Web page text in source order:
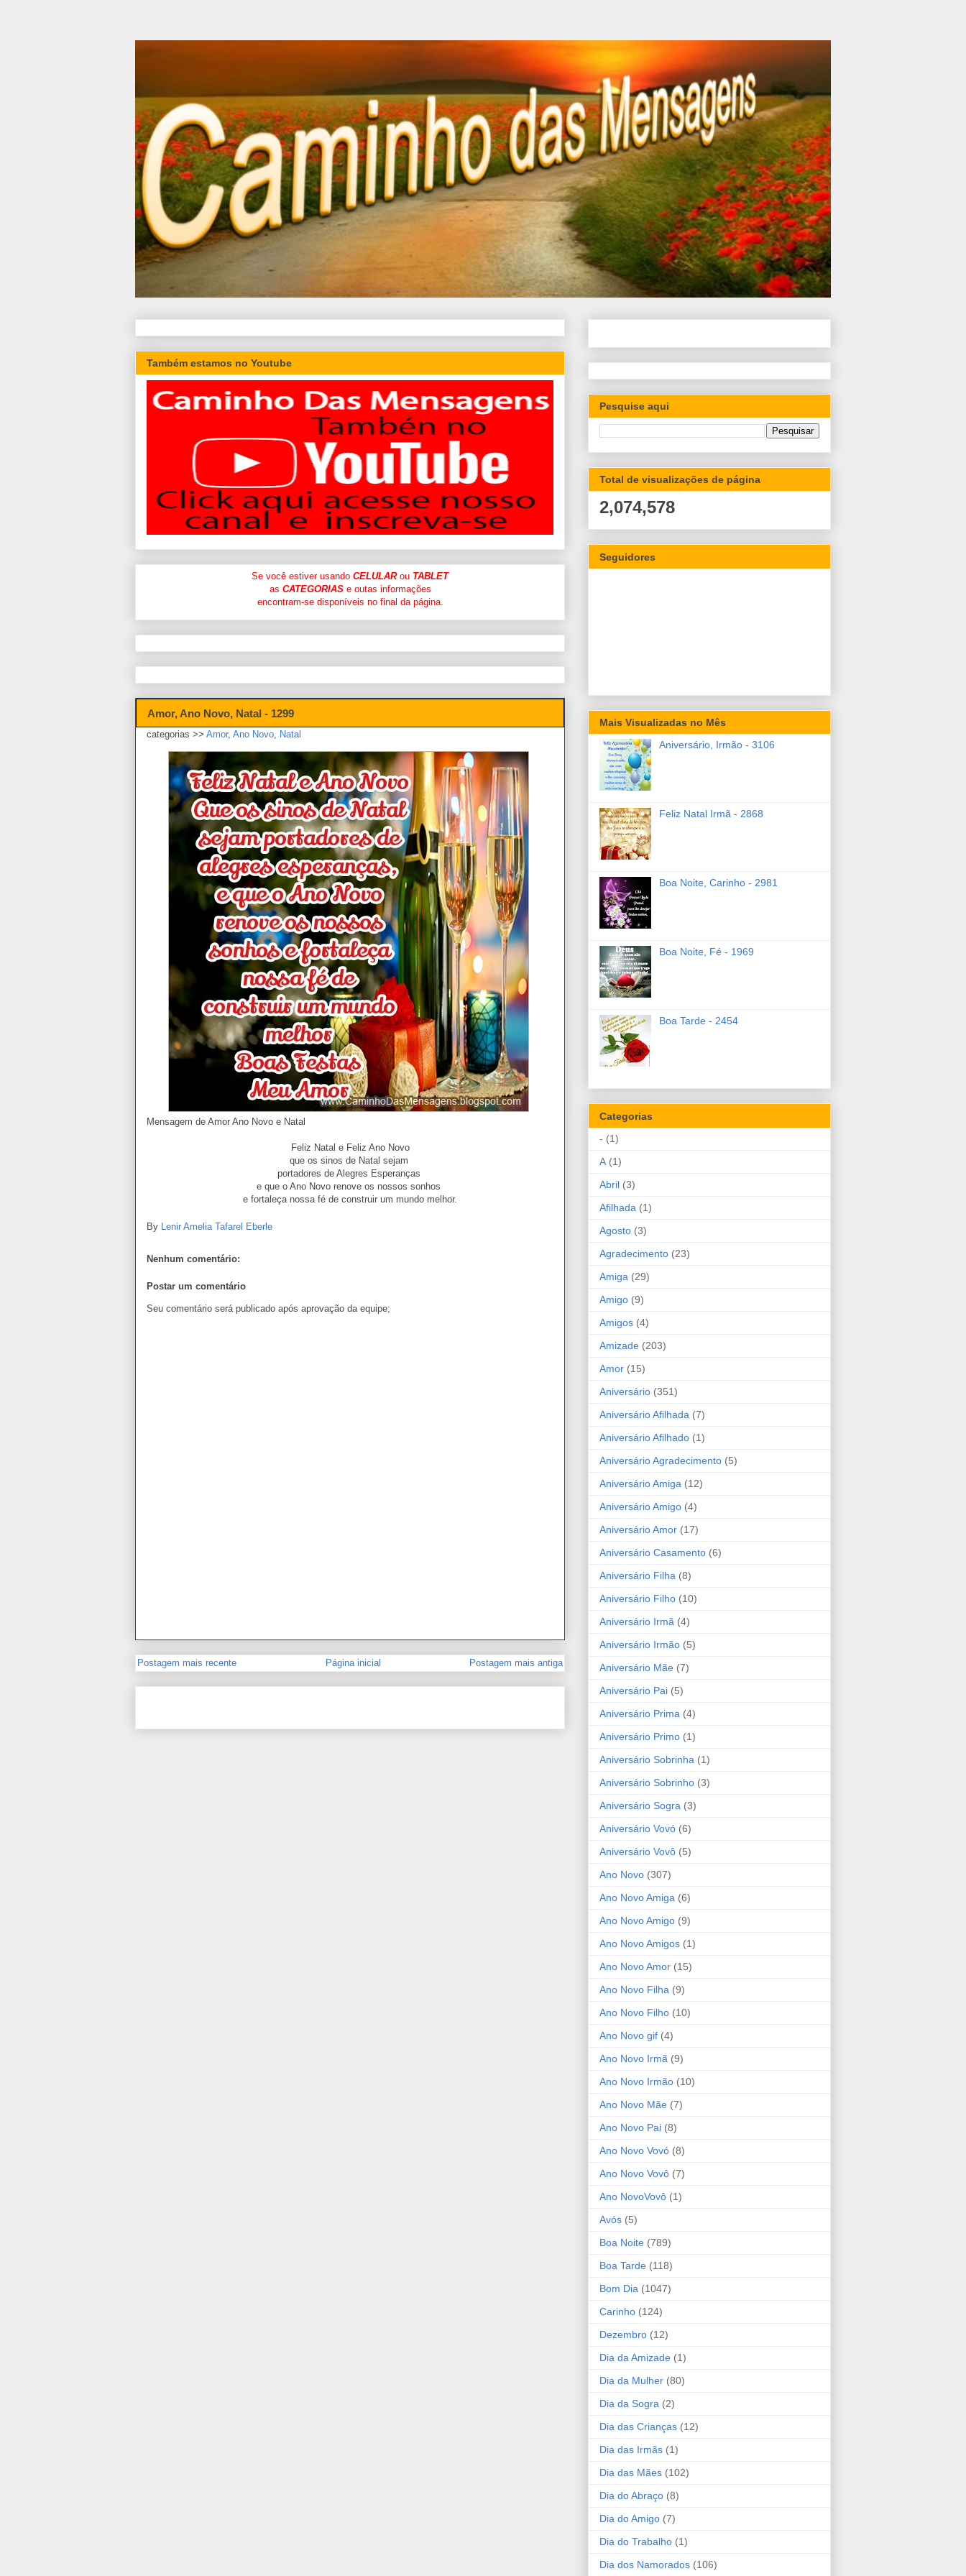
Também estamos no Youtube
Se você estiver usando CELULARou TABLET
as CATEGORIASe outas informações
encontram-se disponíveis no final da página.
Amor, Ano Novo, Natal - 1299
categorias >> Amor, Ano Novo Natal
Mensagem de Amor Ano Novo e Natal
Feliz Natal e Feliz Ano Novo
que os sinos de Natal sejam
portadores de Alegres Esperanças
e que o Ano Novo renove os nossos sonhos
e fortaleça nossa fé de construir um mundo melhor.
By Lenir Amelia Tafarel Eberle
Nenhum comentário:
Postar um comentário
Seu comentário será publicado após aprovação da equipe;
Postagem mais recente Postagem mais antiga
Página inicial
Pesquise aqui
Total de visualizações de página
2,074,578
Seguidores
Mais Visualizadas no Mês
Aniversário, Irmão - 3106
Feliz Natal Irmã - 2868
Boa Noite, Carinho - 2981
Boa Noite, Fé - 1969
Boa Tarde - 2454
Categorias
- (1)
A (1)
Abril (3)
Afilhada (1)
Agosto (3)
Agradecimento (23)
Amiga (29)
Amigo (9)
Amigos (4)
Amizade (203)
Amor (15)
Aniversário (351)
Aniversário Afilhada (7)
Aniversário Afilhado (1)
Aniversário Agradecimento (5)
Aniversário Amiga (12)
Aniversário Amigo (4)
Aniversário Amor (17)
Aniversário Casamento (6)
Aniversário Filha (8)
Aniversário Filho (10)
Aniversário Irmã (4)
Aniversário Irmão (5)
Aniversário Mãe (7)
Aniversário Pai (5)
Aniversário Prima (4)
Aniversário Primo (1)
Aniversário Sobrinha (1)
Aniversário Sobrinho (3)
Aniversário Sogra (3)
Aniversário Vovó (6)
Aniversário Vovô (5)
Ano Novo (307)
Ano Novo Amiga (6)
Ano Novo Amigo (9)
Ano Novo Amigos (1)
Ano Novo Amor (15)
Ano Novo Filha (9)
Ano Novo Filho (10)
Ano Novo gif (4)
Ano Novo Irmã (9)
Ano Novo Irmão (10)
Ano Novo Mãe (7)
Ano Novo Pai (8)
Ano Novo Vovó (8)
Ano Novo Vovô (7)
Ano NovoVovô (1)
Avós (5)
Boa Noite (789)
Boa Tarde (118)
Bom Dia (1047)
Carinho (124)
Dezembro (12)
Dia da Amizade (1)
Dia da Mulher (80)
Dia da Sogra (2)
Dia das Crianças (12)
Dia das Irmãs (1)
Dia das Mães (102)
Dia do Abraço (8)
Dia do Amigo (7)
Dia do Trabalho (1)
Dia dos Namorados (106)